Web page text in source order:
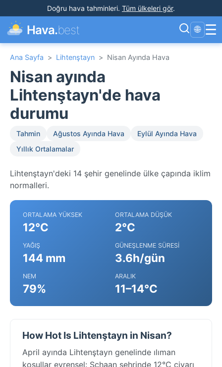
Doğru hava tahminleri. Tüm ülkeleri gör.
Hava.best 🌐 ☰
Ana Sayfa > Lihtenştayn > Nisan Ayında Hava
Nisan ayında
Lihtenştayn'de hava
durumu
Tahmin Ağustos Ayında Hava
Eylül Ayında Hava
Yıllık Ortalamalar
Lihtenştayn'deki 14 şehir genelinde ülke çapında iklim
normalleri.
ORTALAMA YÜKSEK
12°C
ORTALAMA DÜŞÜK
2°C
YAĞIŞ
144 mm
GÜNEŞLENME SÜRESI
3.6h/gün
NEM
79%
ARALIK
11–14°C
How Hot Is Lihtenştayn in Nisan?
April ayında Lihtenştayn genelinde ılıman
koşullar evrensel: Schaan şehrinde 12°C civarı